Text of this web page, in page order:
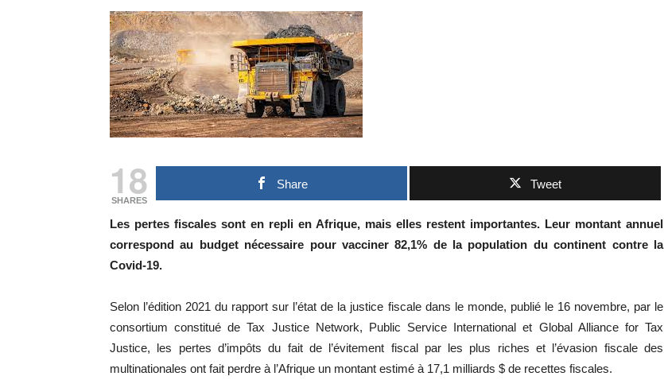
18
SHARES
Share Tweet
Les pertes fiscales sont en repli en Afrique, mais elles restent importantes. Leur montant annuel
correspond au budget nécessaire pour vacciner 82,1% de la population du continent contre la
Covid-19.
Selon l’édition 2021 du rapport sur l’état de la justice fiscale dans le monde, publié le 16 novembre, par le
consortium constitué de Tax Justice Network, Public Service International et Global Alliance for Tax
Justice, les pertes d’impôts du fait de l’évitement fiscal par les plus riches et l’évasion fiscale des
multinationales ont fait perdre à l’Afrique un montant estimé à 17,1 milliards $ de recettes fiscales.